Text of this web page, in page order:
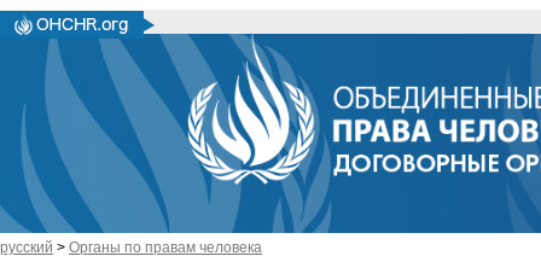
русский > Органы по правам человека